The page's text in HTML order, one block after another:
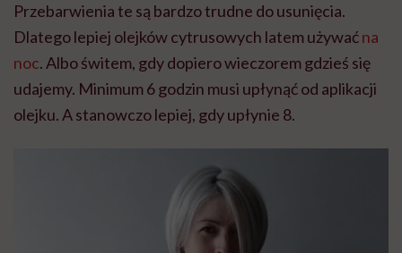
Przebarwienia te są bardzo trudne do usunięcia.
Dlatego lepiej olejków cytrusowych latem używaćna
noc. Albo świtem, gdy dopiero wieczorem gdzieś się
udajemy. Minimum 6 godzin musi upłynąć od aplikacji
olejku. A stanowczo lepiej, gdy upłynie 8.